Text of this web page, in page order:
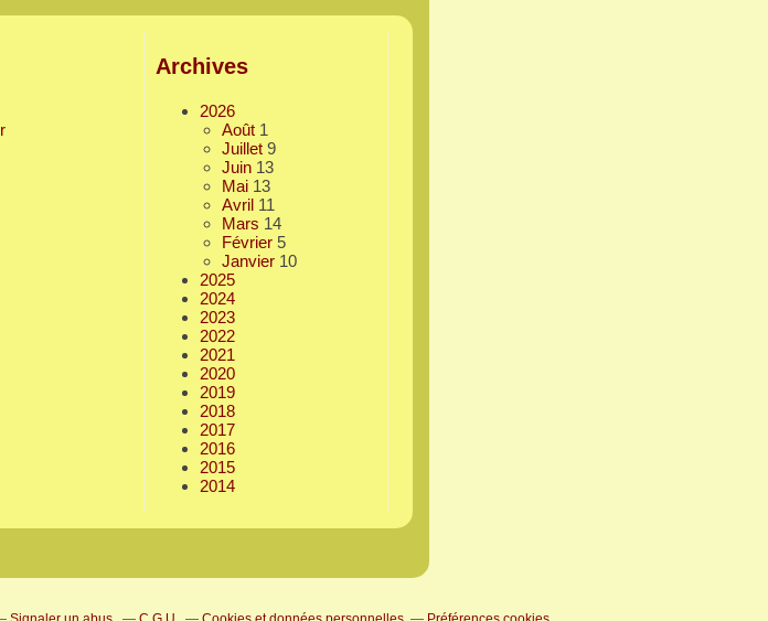
Archives
2026
Août 1
Juillet 9
Juin 13
Mai 13
Avril 11
Mars 14
Février 5
Janvier 10
2025
2024
2023
2022
2021
2020
2019
2018
2017
2016
2015
2014